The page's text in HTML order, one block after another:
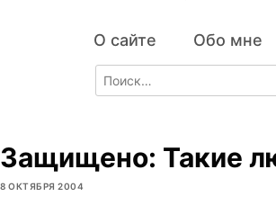
О сайте Обо мне
Search
for:
Защищено: Такие
8 ОКТЯБРЯ 2004